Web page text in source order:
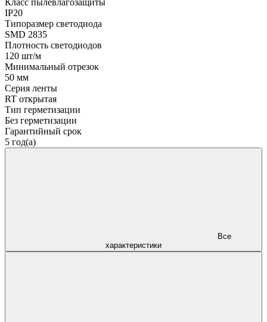
IP20
Типоразмер светодиода
SMD 2835
Плотность светодиодов
120 шт/м
Минимальный отрезок
50 мм
Серия ленты
RT открытая
Тип герметизации
Без герметизации
Гарантийный срок
5 год(а)
характеристики